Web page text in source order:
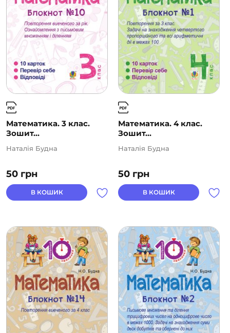
Математика. 3 клас.
Зошит...
50 грн
Наталія Будна
В КОШИК
Математика. 4 клас.
Зошит...
50 грн
Наталія Будна
В КОШИК